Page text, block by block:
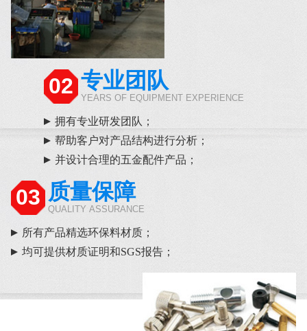
02 专业团队
YEARS OF EQUIPMENT EXPERIENCE
拥有专业研发团队；
帮助客户对产品结构进行分析；
并设计合理的五金配件产品；
03 质量保障
QUALITY ASSURANCE
所有产品精选环保料材质；
均可提供材质证明和SGS报告；